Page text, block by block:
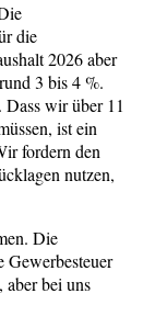
die
2026 aber
3 bis 4 %.
wir über 11
ist ein
fordern den
nutzen,
Die
Gewerbesteuer
bei uns